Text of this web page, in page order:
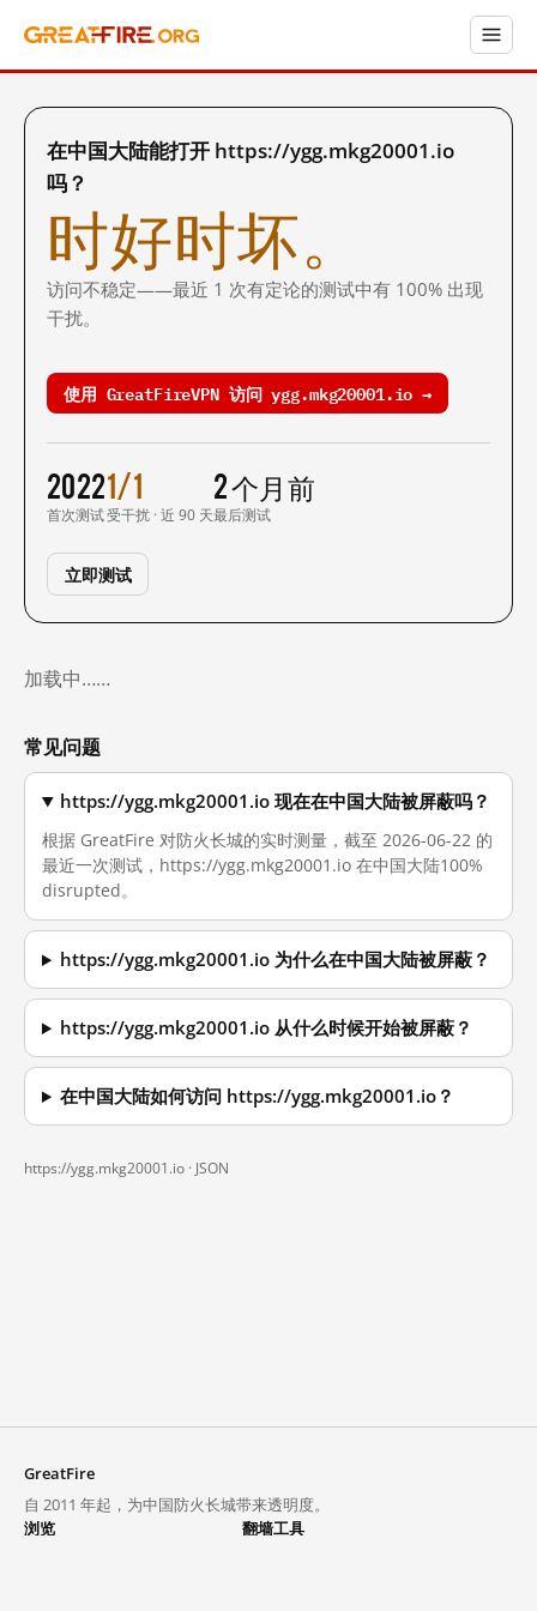
在中国大陆能打开 https://ygg.mkg20001.io
吗？
时好时坏。
访问不稳定——最近 1 次有定论的测试中有 100% 出现
干扰。
使用 GreatFireVPN 访问 ygg.mkg20001.io →
2022
首次测试
1/1
受干扰 · 近 90 天
2 个月前
最后测试
立即测试
加载中……
常见问题
https://ygg.mkg20001.io 现在在中国大陆被屏蔽吗？
根据 GreatFire 对防火长城的实时测量，截至 2026-06-22 的
最近一次测试，https://ygg.mkg20001.io 在中国大陆100%
disrupted。
https://ygg.mkg20001.io 为什么在中国大陆被屏蔽？
https://ygg.mkg20001.io 从什么时候开始被屏蔽？
在中国大陆如何访问 https://ygg.mkg20001.io？
https://ygg.mkg20001.io · JSON
GreatFire
自 2011 年起，为中国防火长城带来透明度。
浏览
翻墙工具